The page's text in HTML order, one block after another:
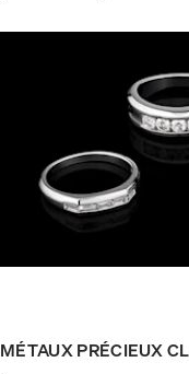
MÉTAUX PRÉCIEUX